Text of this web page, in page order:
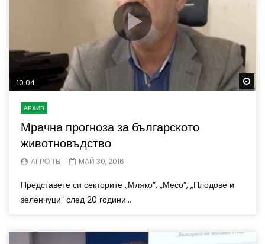
10.04
АРХИВ
Мрачна прогноза за българското
животновъдство
АГРО ТВ МАЙ 30, 2016
Представете си секторите „Мляко”, „Месо”, „Плодове и
зеленчуци” след 20 години...